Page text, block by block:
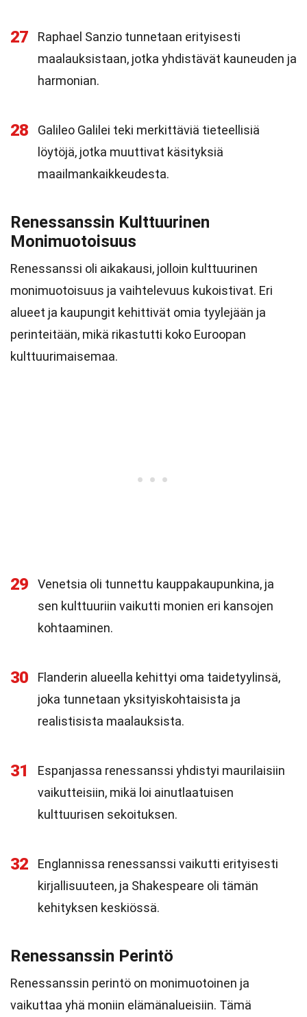
27
Raphael Sanzio tunnetaan erityisesti
maalauksistaan, jotka yhdistävät kauneuden ja
harmonian.
28
Galileo Galilei teki merkittäviä tieteellisiä
löytöjä, jotka muuttivat käsityksiä
maailmankaikkeudesta.
Renessanssin Kulttuurinen
Monimuotoisuus
Renessanssi oli aikakausi, jolloin kulttuurinen
monimuotoisuus ja vaihtelevuus kukoistivat. Eri
alueet ja kaupungit kehittivät omia tyylejään ja
perinteitään, mikä rikastutti koko Euroopan
kulttuurimaisemaa.
29
Venetsia oli tunnettu kauppakaupunkina, ja
sen kulttuuriin vaikutti monien eri kansojen
kohtaaminen.
30
Flanderin alueella kehittyi oma taidetyylinsä,
joka tunnetaan yksityiskohtaisista ja
realistisista maalauksista.
31
Espanjassa renessanssi yhdistyi maurilaisiin
vaikutteisiin, mikä loi ainutlaatuisen
kulttuurisen sekoituksen.
32
Englannissa renessanssi vaikutti erityisesti
kirjallisuuteen, ja Shakespeare oli tämän
kehityksen keskiössä.
Renessanssin Perintö
Renessanssin perintö on monimuotoinen ja
vaikuttaa yhä moniin elämänalueisiin. Tämä